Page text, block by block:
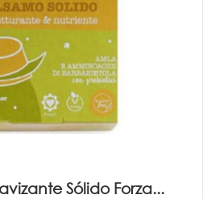
Sólido Forza...